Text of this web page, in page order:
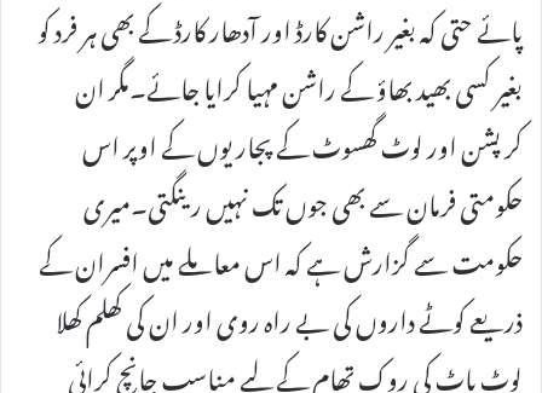
پائے حتی کہ بغیر راشن کارڈ اور آدھار کارڈ کے بھی ہر فرد کو
بغیر کسی بھید بھاؤ کے راشن مہیا کرایا جائے۔مگر ان
کرپشن اور لوٹ گھسوٹ کے پجاریوں کے اوپر اس
حکومتی فرمان سے بھی جوں تک نہیں رینگتی۔میری
حکومت سے گزارش ہے کہ اس معاملے میں افسران کے
ذریعے کوٹے داروں کی بے راہ روی اور ان کی کھلم کھلا
لوٹ پاٹ کی روک تھام کے لیے مناسب جانچ کرائی